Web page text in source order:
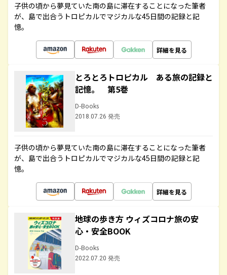
子供の頃から夢見ていた南の島に滞在することになった筆者
が、島で出合うトロピカルでマジカルな45日間の記録と記
憶。
詳細を見る
とろとろトロピカル ある旅の記録と
記憶。 第5巻
D-Books
2018.07.26 発売
子供の頃から夢見ていた南の島に滞在することになった筆者
が、島で出合うトロピカルでマジカルな45日間の記録と記
憶。
詳細を見る
地球の歩き方 ウィズコロナ旅の安
心・安全BOOK
D-Books
2022.07.20 発売